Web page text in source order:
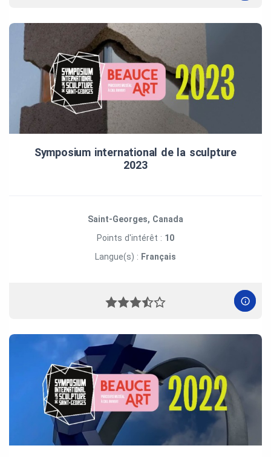
Symposium international de la sculpture
2023
Saint-Georges, Canada
Points d'intérêt : 10
Langue(s) : Français